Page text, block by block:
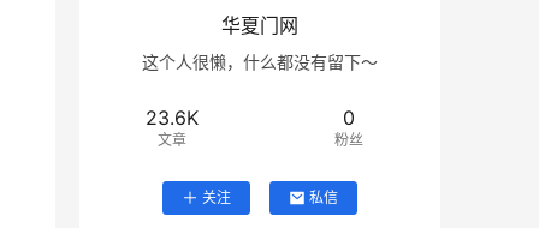
华夏门网
这个人很懒，什么都没有留下～
23.6K
文章
0
粉丝
关注 私信